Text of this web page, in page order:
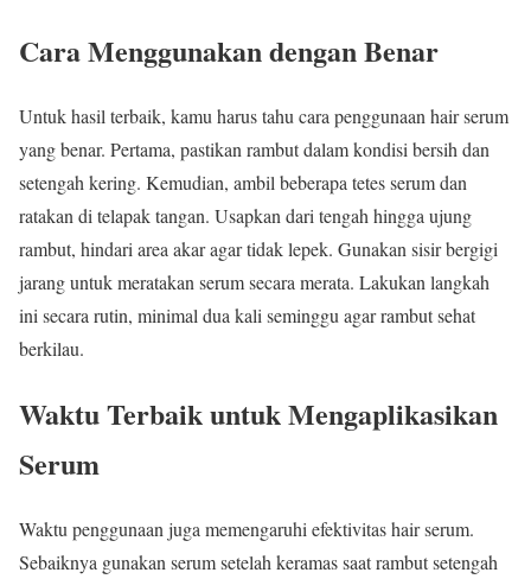
Cara Menggunakan dengan Benar
Untuk hasil terbaik, kamu harus tahu cara penggunaan hair serum
yang benar. Pertama, pastikan rambut dalam kondisi bersih dan
setengah kering. Kemudian, ambil beberapa tetes serum dan
ratakan di telapak tangan. Usapkan dari tengah hingga ujung
rambut, hindari area akar agar tidak lepek. Gunakan sisir bergigi
jarang untuk meratakan serum secara merata. Lakukan langkah
ini secara rutin, minimal dua kali seminggu agar rambut sehat
berkilau.
Waktu Terbaik untuk Mengaplikasikan
Serum
Waktu penggunaan juga memengaruhi efektivitas hair serum.
Sebaiknya gunakan serum setelah keramas saat rambut setengah